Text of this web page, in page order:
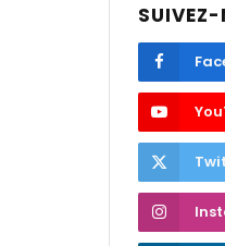
SUIVEZ-